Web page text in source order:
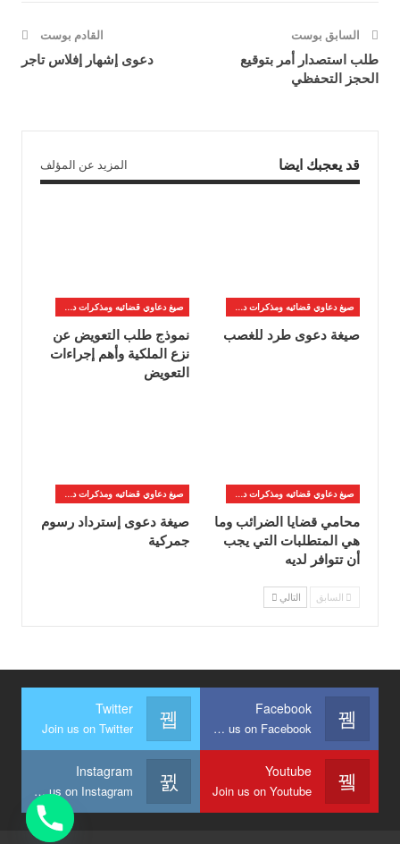
السابق بوست
طلب استصدار أمر بتوقيع
الحجز التحفظي
القادم بوست
دعوى إشهار إفلاس تاجر
قد يعجبك ايضا المزيد عن المؤلف
صيغ دعاوي قضائيه ومذكرات دفاع
صيغة دعوى طرد للغصب
صيغ دعاوي قضائيه ومذكرات دفاع
نموذج طلب التعويض عن
نزع الملكية وأهم إجراءات
التعويض
صيغ دعاوي قضائيه ومذكرات دفاع
محامي قضايا الضرائب وما
هي المتطلبات التي يجب
أن تتوافر لديه
صيغ دعاوي قضائيه ومذكرات دفاع
صيغة دعوى إسترداد رسوم
جمركية
السابق التالي
Facebook
Join us on Facebook
Twitter
Join us on Twitter
Youtube
Join us on Youtube
Instagram
Join us on Instagram